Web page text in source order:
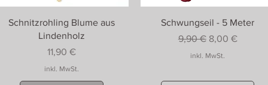
Schnitzrohling Blume aus
Lindenholz
Preis
11,90 €
inkl. MwSt.
Schwungseil - 5 Meter
Standardpreis
9,90 € Sale-Preis
8,00 €
inkl. MwSt.